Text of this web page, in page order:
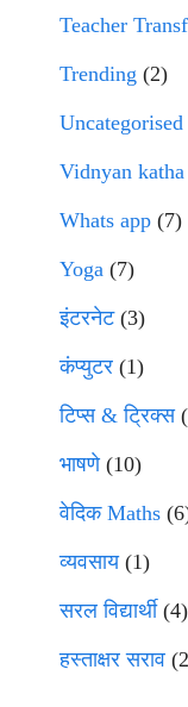
Teacher
Trending (2)
Uncategorised
Vidnyan katha
Whats app (7)
Yoga (7)
इंटरनेट(3)
कंप्युटर (1)
टिप्स & ट्रिक्स
भाषणे(10)
वेदिक Maths
व्यवसाय(1)
सरल विद्यार्थी(4)
हस्ताक्षर सराव